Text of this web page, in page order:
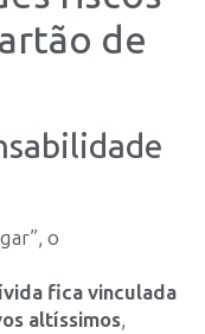
de
o
fica vinculada
altíssimos,